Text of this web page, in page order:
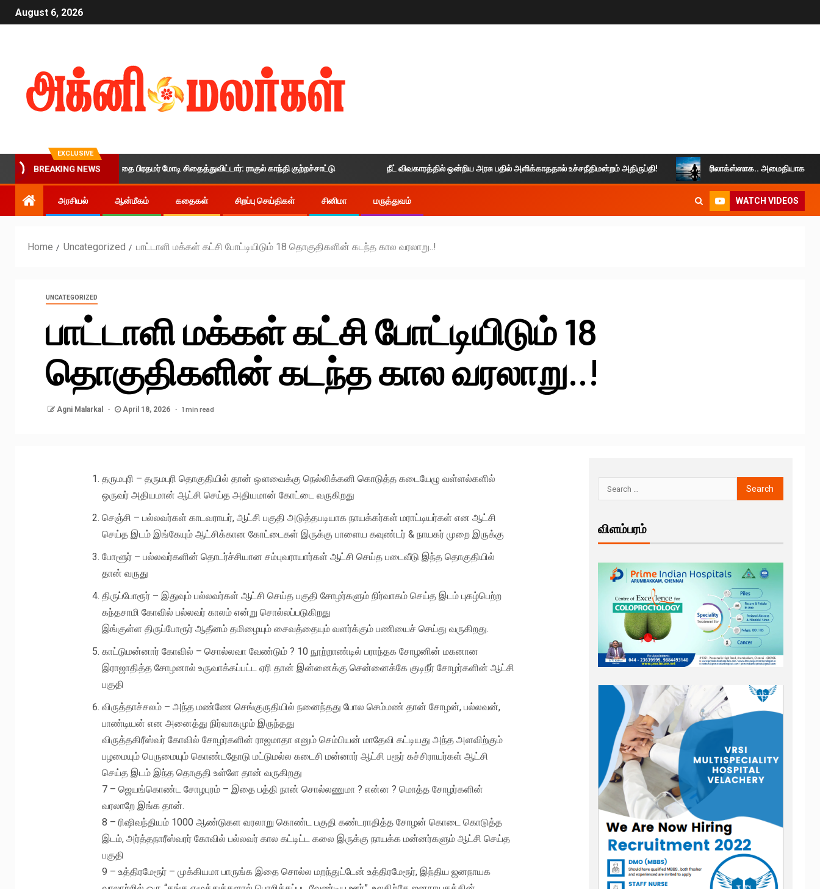
August 6, 2026
EXCLUSIVE
BREAKING NEWS
இளைஞர்களின் எதிர்காலத்தை பிரதமர் மோடி சிதைத்துவிட்டார்: ராகுல் காந்தி குற்றச்சாட்டு நீட் விவகாரத்தில் ஒன்றிய அரசு பதில் அளிக்காததால் உச்சநீதிமன்றம் அதிருப்தி! ரிலாக்ஸ்ஸாக.. அமைதியாக
அரசியல் ஆன்மீகம் கதைகள் சிறப்பு செய்திகள் சினிமா மருத்துவம் WATCH VIDEOS
Home Uncategorized பாட்டாளி மக்கள் கட்சி போட்டியிடும் 18 தொகுதிகளின் கடந்த கால வரலாறு..!
UNCATEGORIZED
பாட்டாளி மக்கள் கட்சி போட்டியிடும் 18
தொகுதிகளின் கடந்த கால வரலாறு..!
Agni Malarkal April 18, 2026 1 min read
தருமபுரி – தருமபுரி தொகுதியில் தான் ஔவைக்கு நெல்லிக்கனி கொடுத்த கடையேழு வள்ளல்களில்
ஒருவர் அதியமான் ஆட்சி செய்த அதியமான் கோட்டை வருகிறது
செஞ்சி – பல்லவர்கள் காடவராயர், ஆட்சி பகுதி அடுத்தபடியாக நாயக்கர்கள் மராட்டியர்கள் என ஆட்சி
செய்த இடம் இங்கேயும் ஆட்சிக்கான கோட்டைகள் இருக்கு பாளைய கவுண்டர் & நாயகர் முறை இருக்கு
போளூர் – பல்லவர்களின் தொடர்ச்சியான சம்புவராயார்கள் ஆட்சி செய்த படைவீடு இந்த தொகுதியில்
தான் வருது
திருப்போரூர் – இதுவும் பல்லவர்கள் ஆட்சி செய்த பகுதி சோழர்களும் நிர்வாகம் செய்த இடம் புகழ்பெற்ற
கந்தசாமி கோவில் பல்லவர் காலம் என்று சொல்லப்படுகிறது
இங்குள்ள திருப்போரூர் ஆதீனம் தமிழையும் சைவத்தையும் வளர்க்கும் பணியைச் செய்து வருகிறது.
காட்டுமன்னார் கோவில் – சொல்லவா வேண்டும் ? 10 நூற்றாண்டில் பராந்தக சோழனின் மகனான
இராஜாதித்த சோழனால் உருவாக்கப்பட்ட ஏரி தான் இன்னைக்கு சென்னைக்கே குடிநீர் சோழர்களின் ஆட்சி
பகுதி
விருத்தாச்சலம் – அந்த மண்ணே செங்குருதியில் நனைந்தது போல செம்மண் தான் சோழன், பல்லவன்,
பாண்டியன் என அனைத்து நிர்வாகமும் இருந்தது
விருத்தகிரீஸ்வர் கோவில் சோழர்களின் ராஜமாதா எனும் செம்பியன் மாதேவி கட்டியது அந்த அளவிற்கும்
பழமையும் பெருமையும் கொண்டதோடு மட்டுமல்ல கடைசி மன்னார் ஆட்சி பரூர் கச்சிராயர்கள் ஆட்சி
செய்த இடம் இந்த தொகுதி உள்ளே தான் வருகிறது
7 – ஜெயங்கொண்ட சோழபுரம் – இதை பத்தி நான் சொல்லணுமா ? என்ன ? மொத்த சோழர்களின்
வரலாறே இங்க தான்.
8 – ரிஷிவந்தியம் 1000 ஆண்டுகள வரலாறு கொண்ட பகுதி கண்டராதித்த சோழன் கொடை கொடுத்த
இடம், அர்த்தநாரீஸ்வரர் கோவில் பல்லவர் கால கட்டிட்ட கலை இருக்கு நாயக்க மன்னர்களும் ஆட்சி செய்த
பகுதி
9 – உத்திரமேரூர் – முக்கியமா பாருங்க இதை சொல்ல மறந்துட்டேன் உத்திரமேரூர், இந்திய ஜனநாயக
விளம்பரம்